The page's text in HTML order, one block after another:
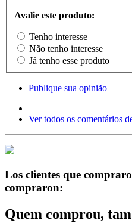
Avalie este produto:
Tenho interesse
Não tenho interesse
Já tenho esse produto
Publique sua opinião
Ver todos os comentários
Los clientes que
compraron:
Quem comprou,